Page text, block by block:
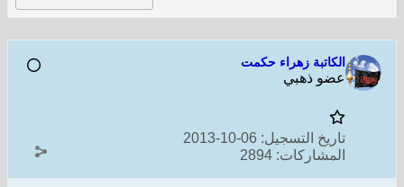
الكاتبة زهراء حكمت
عضو ذهبي
تاريخ التسجيل: 06-10-2013
المشاركات: 2894